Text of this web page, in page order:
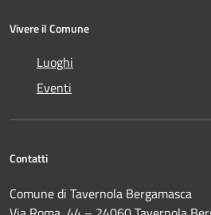
Vivere il Comune
Luoghi
Eventi
Contatti
Comune di Tavernola Bergamasca